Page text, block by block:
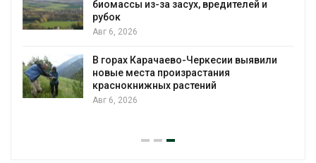
биомассы из-за засух, вредителей и
рубок
Авг 6, 2026
В горах Карачаево-Черкесии выявили
новые места произрастания
краснокнижных растений
Авг 6, 2026